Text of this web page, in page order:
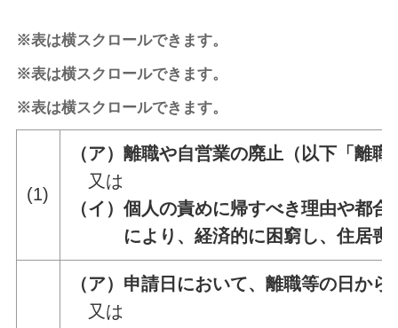
※表は横スクロールできます。
※表は横スクロールできます。
※表は横スクロールできます。
(1)
（ア）離職や自営業の廃止（以下「離職
又は
（イ）個人の責めに帰すべき理由や都
により、経済的に困窮し、住居喪失
（ア）申請日において、離職等の日か
又は